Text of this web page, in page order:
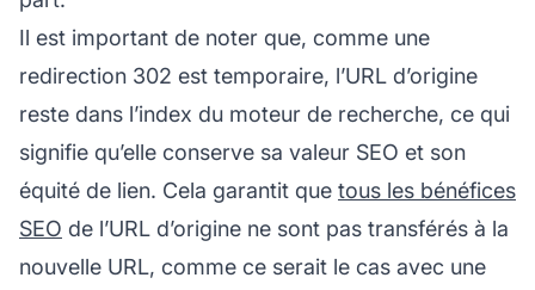
Il est important de noter que, comme une
redirection 302 est temporaire, l’URL d’origine
reste dans l’index du moteur de recherche, ce qui
signifie qu’elle conserve sa valeur SEO et son
équité de lien. Cela garantit que tous les bénéfices
SEO de l’URL d’origine ne sont pas transférés à la
nouvelle URL, comme ce serait le cas avec une